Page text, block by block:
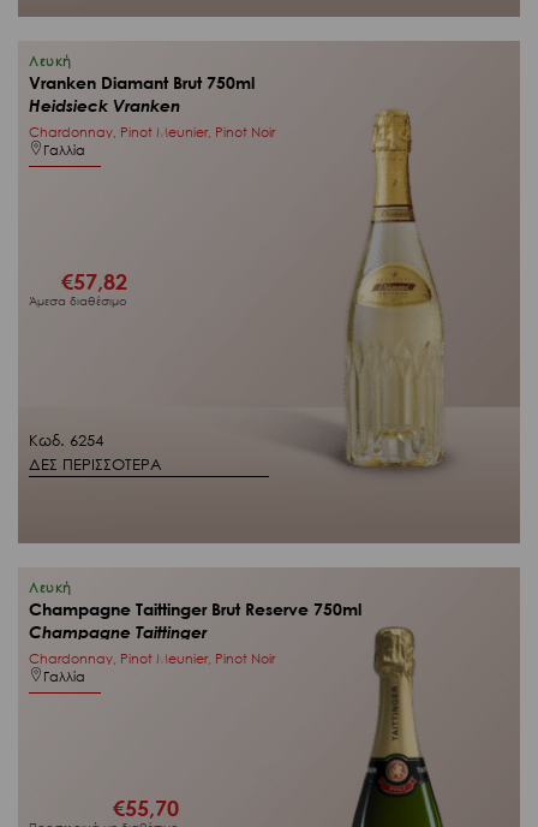
Κωδ. 6254
ΔΕΣ ΠΕΡΙΣΣΟΤΕΡΑ
Λευκή
Vranken Diamant Brut 750ml
Heidsieck Vranken
Chardonnay, Pinot Meunier, Pinot Noir
Γαλλία
€57,82
Άμεσα διαθέσιμο
Λευκή
Champagne Taittinger Brut Reserve 750ml
Champagne Taittinger
Chardonnay, Pinot Meunier, Pinot Noir
Γαλλία
€55,70